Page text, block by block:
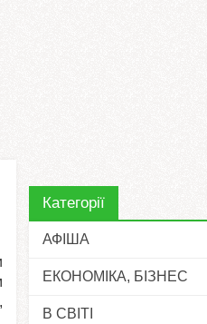
Категорії
АФІША
ЕКОНОМІКА, БІЗНЕС
В СВІТІ